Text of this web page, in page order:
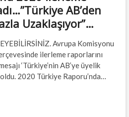
AB’den
Uzaklaşıyor”…
Avrupa Komisyonu
ilerleme raporlarını
‘Türkiye’nin AB’ye üyelik
oldu. 2020 Türkiye Raporu’nda…